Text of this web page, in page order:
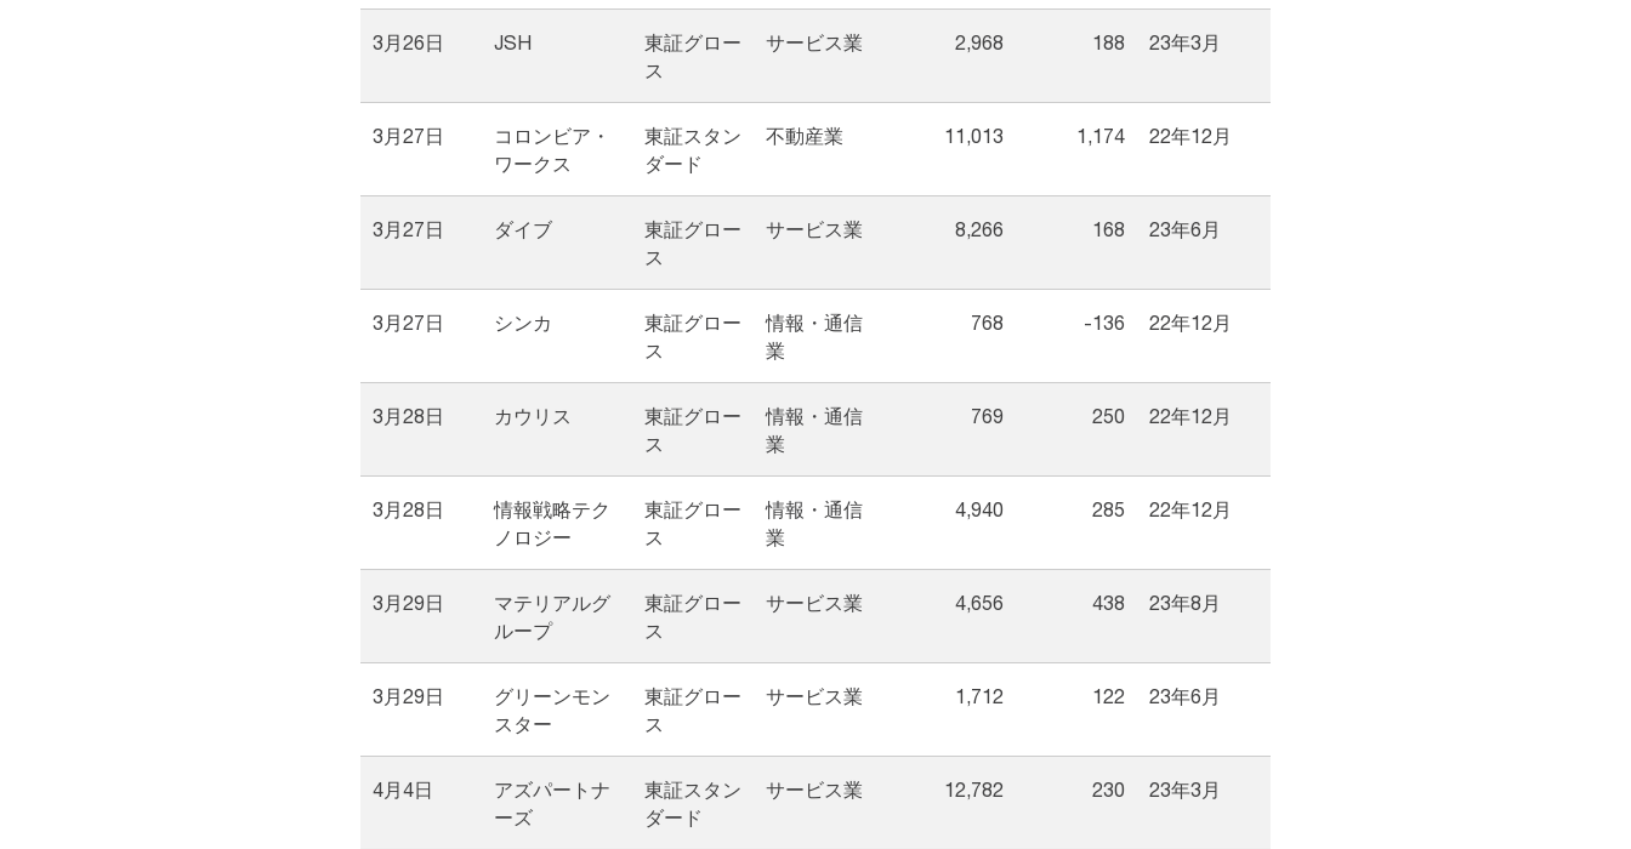
3月26日 JSH
東証グロー
ス
サービス業 2,968 188 23年3月
3月27日
コロンビア・
ワークス
東証スタン
ダード
不動産業 11,013 1,174 22年12月
3月27日 ダイブ
東証グロー
ス
サービス業 8,266 168 23年6月
3月27日 シンカ
東証グロー
ス
情報・通信
業
768 -136 22年12月
3月28日 カウリス
東証グロー
ス
情報・通信
業
769 250 22年12月
3月28日
情報戦略テク
ノロジー
東証グロー
ス
情報・通信
業
4,940 285 22年12月
3月29日
マテリアルグ
ループ
東証グロー
ス
サービス業 4,656 438 23年8月
3月29日
グリーンモン
スター
東証グロー
ス
サービス業 1,712 122 23年6月
4月4日
アズパートナ
ーズ
東証スタン
ダード
サービス業 12,782 230 23年3月